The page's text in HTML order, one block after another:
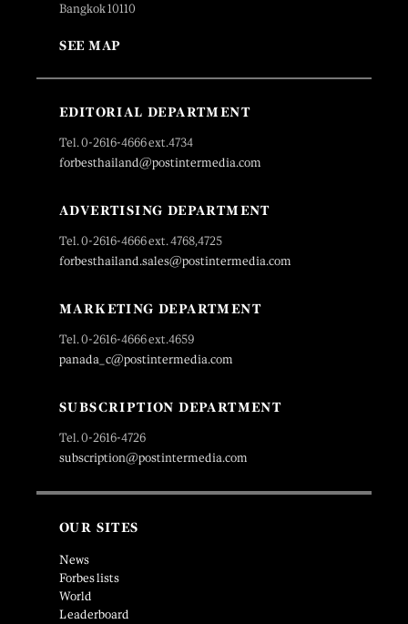
Bangkok 10110
SEE MAP
EDITORIAL DEPARTMENT
Tel. 0-2616-4666 ext.4734
forbesthailand@postintermedia.com
ADVERTISING DEPARTMENT
Tel. 0-2616-4666 ext. 4768,4725
forbesthailand.sales@postintermedia.com
MARKETING DEPARTMENT
Tel. 0-2616-4666 ext.4659
panada_c@postintermedia.com
SUBSCRIPTION DEPARTMENT
Tel. 0-2616-4726
subscription@postintermedia.com
OUR SITES
News
Forbes lists
World
Leaderboard